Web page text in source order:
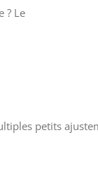
? Le
petits